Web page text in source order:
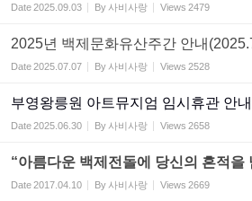
Date2025.09.03 By 사비사랑 Views 2479
2025년 백제문화유산주간 안내
Date2025.07.07 By 사비사랑 Views 2528
부영왕릉원 아트뮤지엄 임시휴관 안
Date2025.06.30 By 사비사랑 Views 2658
“아름다운 백제전돌에 당신의 흔적을
Date2017.04.10 By 사비사랑 Views 2669